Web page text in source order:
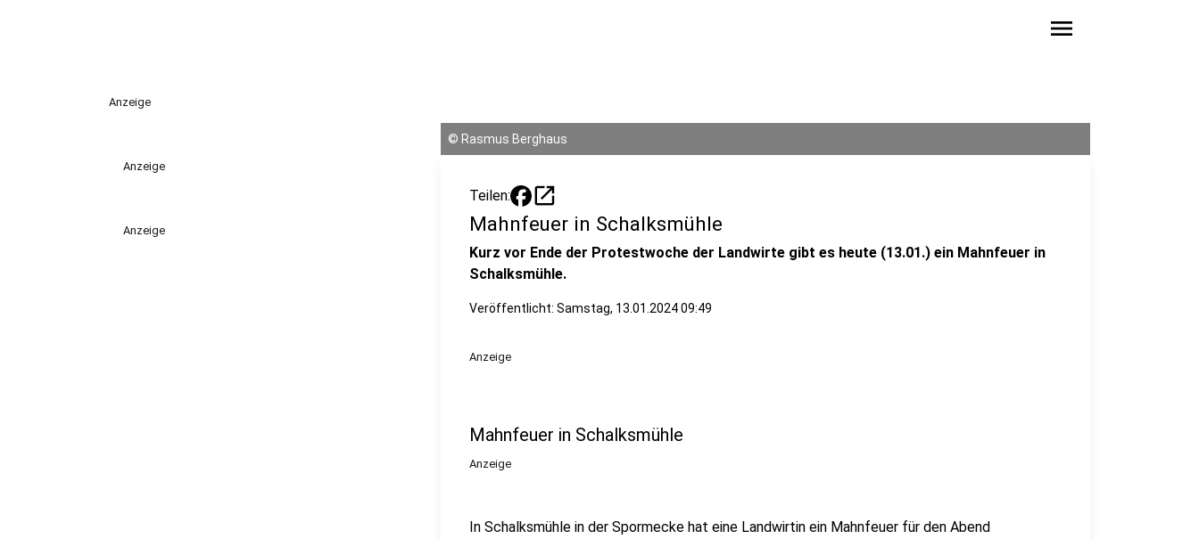
menu
Anzeige
Anzeige
Anzeige
© Rasmus Berghaus
Teilen: open_in_new
Mahnfeuer in Schalksmühle
Kurz vor Ende der Protestwoche der Landwirte gibt es heute (13.01.) ein Mahnfeuer in
Schalksmühle.
Veröffentlicht: Samstag, 13.01.2024 09:49
Anzeige
Mahnfeuer in Schalksmühle
Anzeige
In Schalksmühle in der Spormecke hat eine Landwirtin ein Mahnfeuer für den Abend